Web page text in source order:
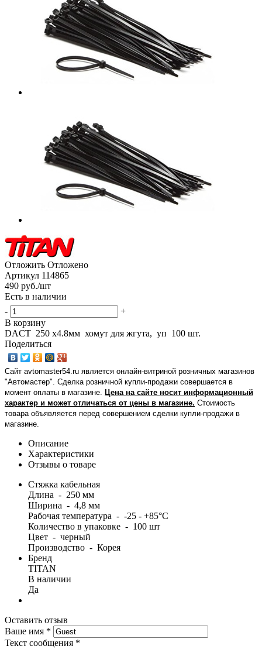
Отложить Отложено
Артикул 114865
490 руб./шт
Есть в наличии
-
+
В корзину
DACT 250 х4.8мм хомут для жгута, уп 100 шт.
Поделиться
Сайт avtomaster54.ru является онлайн-витриной розничных магазинов
"Автомастер". Сделка розничной купли-продажи совершается в
момент оплаты в магазине.
Цена на сайте носит информационный
характер и может отличаться от цены в магазине. Стоимость
товара объявляется перед совершением сделки купли-продажи в
магазине
Описание
Характеристики
Отзывы о товаре
Стяжка кабельная
Длина - 250 мм
Ширина - 4,8 мм
Рабочая температура - -25 - +85°С
Количество в упаковке - 100 шт
Цвет - черный
Производство - Корея
Бренд
TITAN
В наличии
Да
Оставить отзыв
Ваше имя *
Текст сообщения *